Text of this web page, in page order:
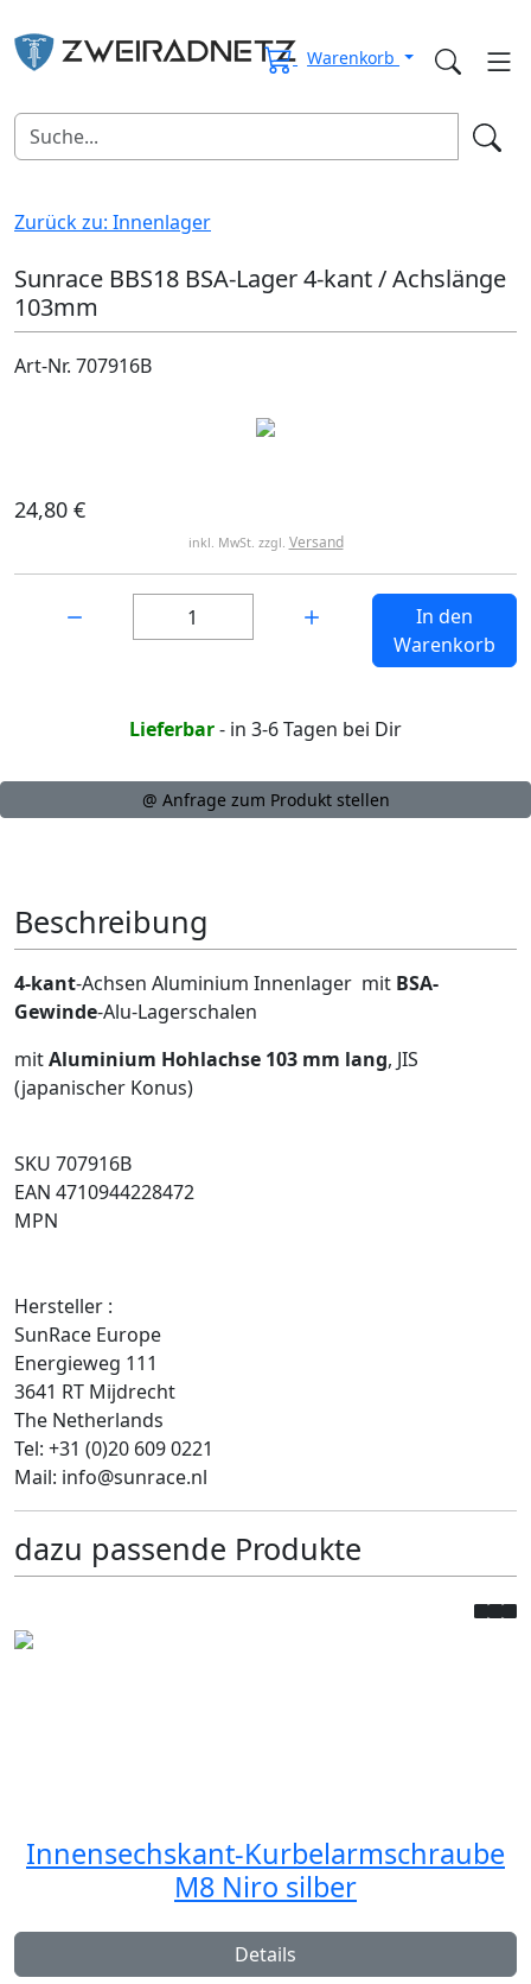
Warenkorb
Zurück zu: Innenlager
Sunrace BBS18 BSA-Lager 4-kant / Achslänge
103mm
Art-Nr. 707916B
24,80 €
inkl. MwSt. zzgl. Versand
In den
Warenkorb
Lieferbar- in 3-6 Tagen bei Dir
@ Anfrage zum Produkt stellen
Beschreibung
4-kant-Achsen Aluminium Innenlager mit BSA-
Gewinde-Alu-Lagerschalen
mitAluminium Hohlachse 103 mm lang, JIS
(japanischer Konus)
SKU 707916B
EAN 4710944228472
MPN
Hersteller :
SunRace Europe
Energieweg 111
3641 RT Mijdrecht
The Netherlands
Tel: +31 (0)20 609 0221
Mail: info@sunrace.nl
dazu passende Produkte
Innensechskant-Kurbelarmschraube
M8 Niro silber
Details